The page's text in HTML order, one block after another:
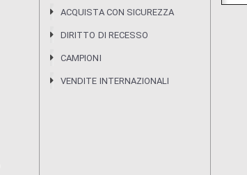
ACQUISTA CON SICUREZZA
DIRITTO DI RECESSO
CAMPIONI
VENDITE INTERNAZIONALI